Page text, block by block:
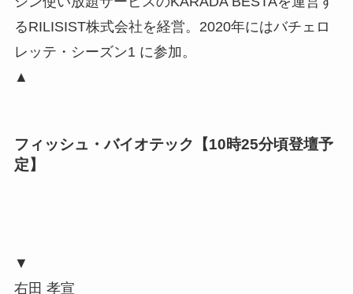
い中国人を目指して日々精進。2014年大手総合商
社を脱サラして、現在、中国で国際貿易・物流会
ーソナルトレーニング、セルフエステ、有酸素マ
シン使い放題サービスのKARADA BESTAを運営す